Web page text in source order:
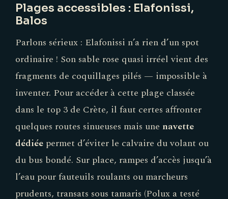
Plages accessibles : Elafonissi,
Balos
Parlons sérieux : Elafonissi n’a rien d’un spot
ordinaire ! Son sable rose quasi irréel vient des
fragments de coquillages pilés — impossible à
inventer. Pour accéder à cette plage classée
dans le top 3 de Crète, il faut certes affronter
quelques routes sinueuses mais une navette
dédiée permet d’éviter le calvaire du volant ou
du bus bondé. Sur place, rampes d’accès jusqu’à
l’eau pour fauteuils roulants ou marcheurs
prudents, transats sous tamaris (Polux a testé